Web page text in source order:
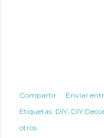
Compartir
Enviar
Etiquetas: DIY DIY
otros